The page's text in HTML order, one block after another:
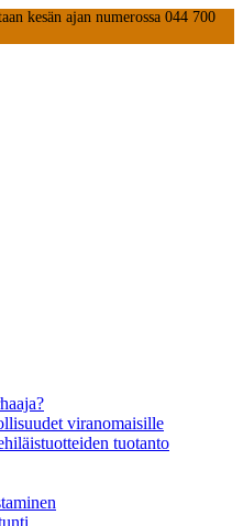
kesän ajan numerossa 044 700
viranomaisille
tuotanto